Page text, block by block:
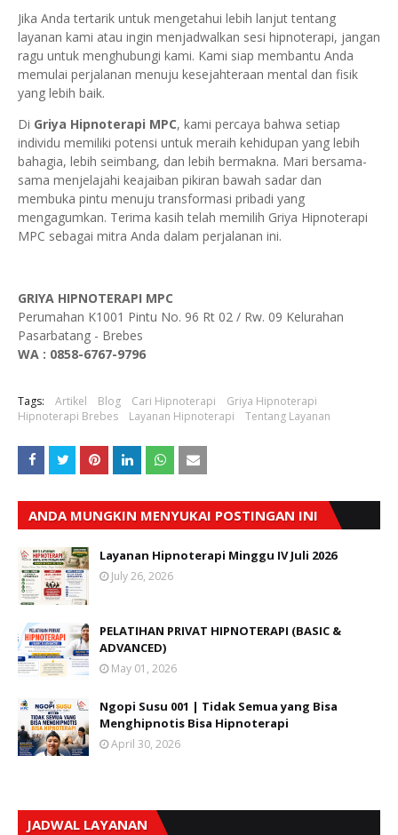
Jika Anda tertarik untuk mengetahui lebih lanjut tentang
layanan kami atau ingin menjadwalkan sesi hipnoterapi, jangan
ragu untuk menghubungi kami. Kami siap membantu Anda
memulai perjalanan menuju kesejahteraan mental dan fisik
yang lebih baik.
Di Griya Hipnoterapi MPC, kami percaya bahwa setiap
individu memiliki potensi untuk meraih kehidupan yang lebih
bahagia, lebih seimbang, dan lebih bermakna. Mari bersama-
sama menjelajahi keajaiban pikiran bawah sadar dan
membuka pintu menuju transformasi pribadi yang
mengagumkan. Terima kasih telah memilih Griya Hipnoterapi
MPC sebagai mitra Anda dalam perjalanan ini.
GRIYA HIPNOTERAPI MPC
Perumahan K1001 Pintu No. 96 Rt 02 / Rw. 09 Kelurahan
Pasarbatang - Brebes
WA : 0858-6767-9796
Tags: Artikel Blog Cari Hipnoterapi
Griya Hipnoterapi
Hipnoterapi Brebes
Layanan Hipnoterapi Tentang Layanan
ANDA MUNGKIN MENYUKAI POSTINGAN INI
Layanan Hipnoterapi Minggu IV Juli 2026
July 26, 2026
PELATIHAN PRIVAT HIPNOTERAPI (BASIC &
ADVANCED)
May 01, 2026
Ngopi Susu 001 | Tidak Semua yang Bisa
Menghipnotis Bisa Hipnoterapi
April 30, 2026
JADWAL LAYANAN